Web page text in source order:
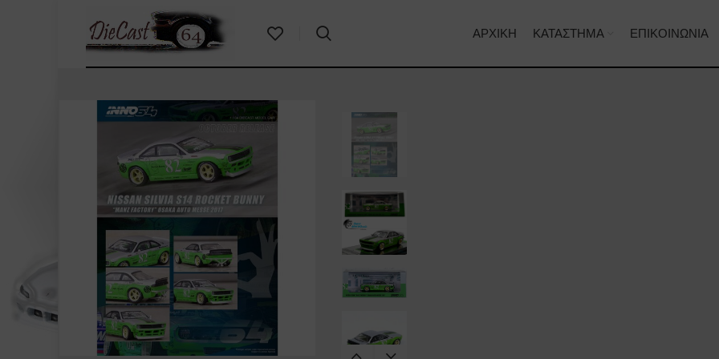
ΑΡΧΙΚΉ ΚΑΤΆΣΤΗΜΑ ΕΠΙΚΟΙΝΩΝΊΑ